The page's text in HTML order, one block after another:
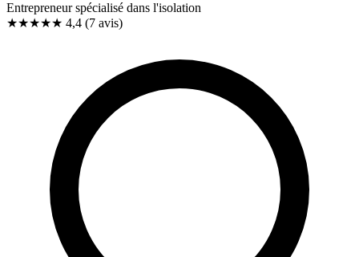
Entrepreneur spécialisé dans l'isolation
★★★★★ 4,4 (7 avis)